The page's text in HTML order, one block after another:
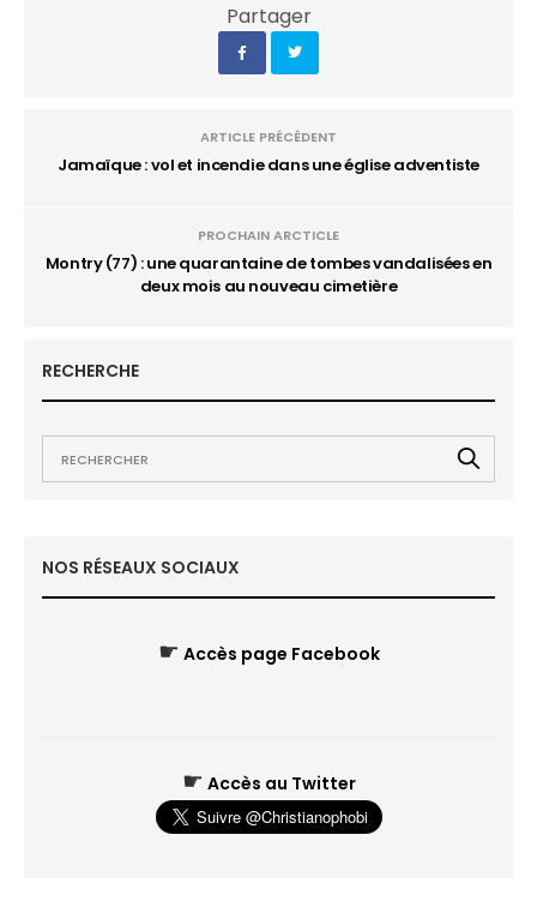
Partager
ARTICLE PRÉCÉDENT
Jamaïque : vol et incendie dans une église adventiste
PROCHAIN ARCTICLE
Montry (77) : une quarantaine de tombes vandalisées en
deux mois au nouveau cimetière
RECHERCHE
NOS RÉSEAUX SOCIAUX
☛ Accès page Facebook
☛ Accès au Twitter